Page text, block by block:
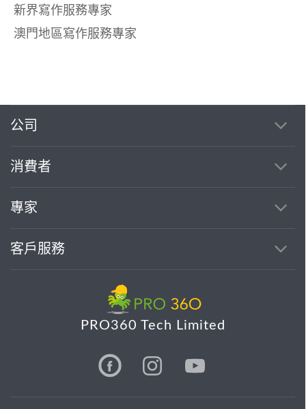
新界寫作服務專家
澳門地區寫作服務專家
公司
消費者
專家
客戶服務
PRO360 Tech Limited